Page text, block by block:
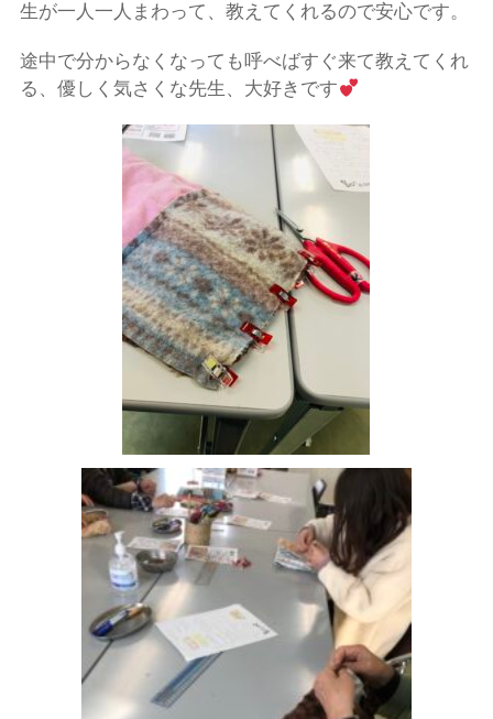
生が一人一人まわって、教えてくれるので安心です。
途中で分からなくなっても呼べばすぐ来て教えてくれ
る、優しく気さくな先生、大好きです